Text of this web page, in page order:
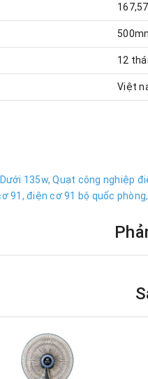
12
Việt
Dưới 135w, Quạt công nghiệp
91, điện cơ 91 bộ quốc phòng,